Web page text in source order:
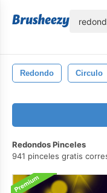
Redondo Circulo
Redondos Pinceles
941 pinceles gratis